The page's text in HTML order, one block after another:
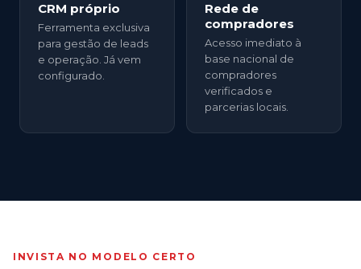
CRM próprio
Ferramenta exclusiva
para gestão de leads
e operação. Já vem
configurado.
Rede de
compradores
Acesso imediato à
base nacional de
compradores
verificados e
parcerias locais.
INVISTA NO MODELO CERTO